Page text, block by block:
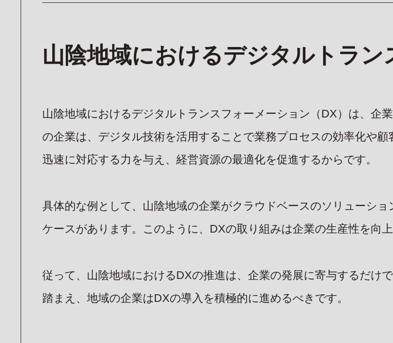
山陰地域におけるデジタルトラ
山陰地域におけるデジタルトランスフォーメーション（DX）は、企
の企業は、デジタル技術を活用することで業務プロセスの効率化や
迅速に対応する力を与え、経営資源の最適化を促進するからです。
具体的な例として、山陰地域の企業がクラウドベースのソリューシ
ケースがあります。このように、DXの取り組みは企業の生産性を向
従って、山陰地域におけるDXの推進は、企業の発展に寄与するだけ
踏まえ、地域の企業はDXの導入を積極的に進めるべきです。